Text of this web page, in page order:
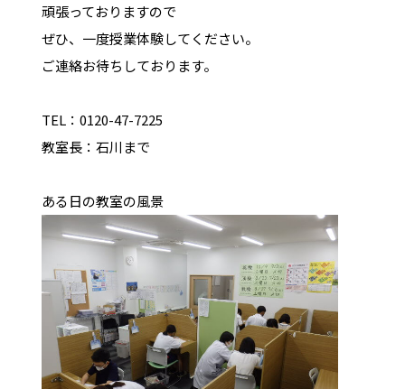
頑張っておりますので
ぜひ、一度授業体験してください。
ご連絡お待ちしております。
TEL：0120-47-7225
教室長：石川まで
ある日の教室の風景